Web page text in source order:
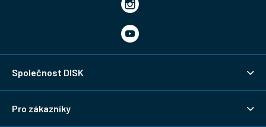
Společnost DISK
Pro zákazníky